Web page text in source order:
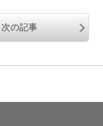
次の記事